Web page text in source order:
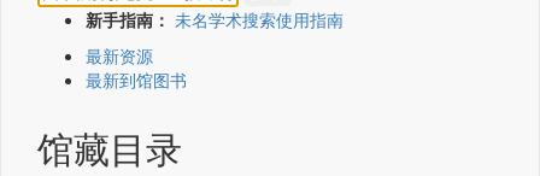
新手指南： 未名学术搜索使用指南
最新资源
最新到馆图书
馆藏目录